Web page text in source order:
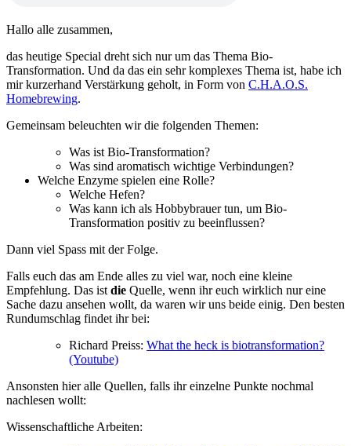
Hallo alle zusammen,
das heutige Special dreht sich nur um das Thema Bio-
Transformation. Und da das ein sehr komplexes Thema ist, habe ich
mir kurzerhand Verstärkung geholt, in Form von C.H.A.O.S.
Homebrewing.
Gemeinsam beleuchten wir die folgenden Themen:
Was ist Bio-Transformation?
Was sind aromatisch wichtige Verbindungen?
Welche Enzyme spielen eine Rolle?
Welche Hefen?
Was kann ich als Hobbybrauer tun, um Bio-
Transformation positiv zu beeinflussen?
Dann viel Spass mit der Folge.
Falls euch das am Ende alles zu viel war, noch eine kleine
Empfehlung. Das ist die Quelle, wenn ihr euch wirklich nur eine
Sache dazu ansehen wollt, da waren wir uns beide einig. Den besten
Rundumschlag findet ihr bei:
Richard Preiss: What the heck is biotransformation?
(Youtube)
Ansonsten hier alle Quellen, falls ihr einzelne Punkte nochmal
nachlesen wollt:
Wissenschaftliche Arbeiten: